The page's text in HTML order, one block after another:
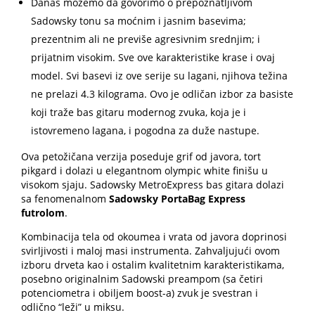
Danas možemo da govorimo o prepoznatljivom
Sadowsky tonu sa moćnim i jasnim basevima;
prezentnim ali ne previše agresivnim srednjim; i
prijatnim visokim. Sve ove karakteristike krase i ovaj
model. Svi basevi iz ove serije su lagani, njihova težina
ne prelazi 4.3 kilograma. Ovo je odličan izbor za basiste
koji traže bas gitaru modernog zvuka, koja je i
istovremeno lagana, i pogodna za duže nastupe.
Ova petožičana verzija poseduje grif od javora, tort
pikgard i dolazi u elegantnom olympic white finišu u
visokom sjaju. Sadowsky MetroExpress bas gitara dolazi
sa fenomenalnom Sadowsky PortaBag Express
futrolom.
Kombinacija tela od okoumea i vrata od javora doprinosi
svirljivosti i maloj masi instrumenta. Zahvaljujući ovom
izboru drveta kao i ostalim kvalitetnim karakteristikama,
posebno originalnim Sadowski preampom (sa četiri
potenciometra i obiljem boost-a) zvuk je svestran i
odlično “leži” u miksu.